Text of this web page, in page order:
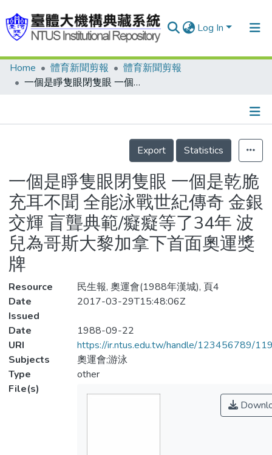
Log In
Communities & Collections
Statistics
Home 體育新聞剪報
體育新聞剪報
一個是睜隻眼閉隻眼 一個是乾脆充耳不聞 全能泳戰世紀傳奇 金銀交輝 盲聾典範/癡癡等了34年 波兒為哥斯大黎加拿下首面奧運獎牌
Details
Export
Statistics
一個是睜隻眼閉隻眼 一個是乾脆
充耳不聞 全能泳戰世紀傳奇 金銀
交輝 盲聾典範/癡癡等了34年 波
兒為哥斯大黎加拿下首面奧運獎
牌
Resource
民生報, 奧運會(1988年漢城), 頁4
Date
Issued
2017-03-29T15:48:06Z
Date
1988-09-22
URI
https://ir.ntus.edu.tw/handle/123456789/
Subjects
奧運會;游泳
Type
other
File(s)